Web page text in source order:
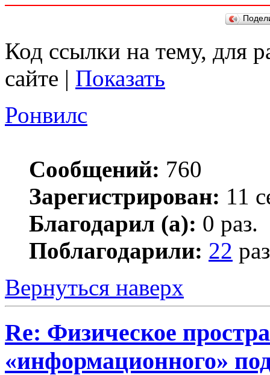
Код ссылки на тему, для
сайте | Показать
Ронвилс
Сообщений: 760
Зарегистрирован: 11
Благодарил (а): 0 раз.
Поблагодарили: 22
Вернуться наверх
Re: Физическое
«информационного»